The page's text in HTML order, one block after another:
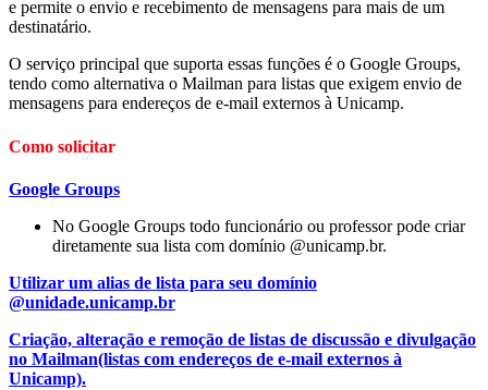
e permite o envio e recebimento de mensagens para mais de um
destinatário.
O serviço principal que suporta essas funções é o Google Groups,
tendo como alternativa o Mailman para listas que exigem envio de
mensagens para endereços de e-mail externos à Unicamp.
Como solicitar
Google Groups
No Google Groups todo funcionário ou professor pode criar
diretamente sua lista com domínio @unicamp.br.
Utilizar um alias de lista para seu domínio
@unidade.unicamp.br
Criação, alteração e remoção de listas de discussão e divulgação
no Mailman(listas com endereços de e-mail externos à
Unicamp).